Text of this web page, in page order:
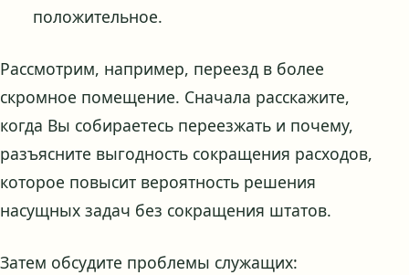
положительное.
Рассмотрим, например, переезд в более
скромное помещение. Сначала расскажите,
когда Вы собираетесь переезжать и почему,
разъясните выгодность сокращения расходов,
которое повысит вероятность решения
насущных задач без сокращения штатов.
Затем обсудите проблемы служащих: